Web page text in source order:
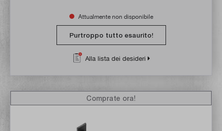
Attualmente non disponibile
Purtroppo tutto esaurito!
Alla lista dei desideri
Comprate ora!